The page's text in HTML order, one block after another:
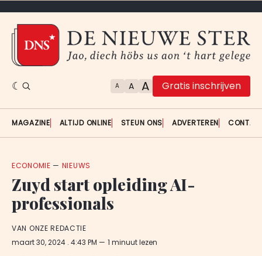
A A A Gratis inschrijven
MAGAZINE ALTIJD ONLINE STEUN ONS ADVERTEREN
ECONOMIE — NIEUWS
Zuyd start opleiding AI-
professionals
VAN ONZE REDACTIE
maart 30, 2024 . 4:43 PM 1 minuut lezen